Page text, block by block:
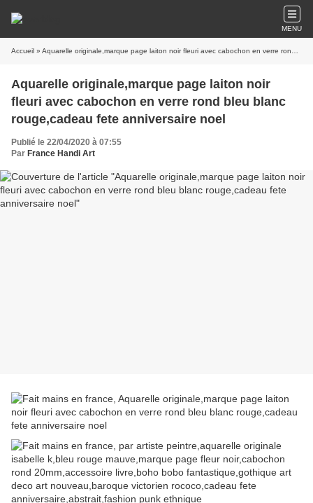
MENU
Accueil » Aquarelle originale,marque page laiton noir fleuri avec cabochon en verre rond bleu blanc rouge,cadeau fete anniversaire noel
Aquarelle originale,marque page laiton noir
fleuri avec cabochon en verre rond bleu blanc
rouge,cadeau fete anniversaire noel
Publié le 22/04/2020 à 07:55
Par France Handi Art